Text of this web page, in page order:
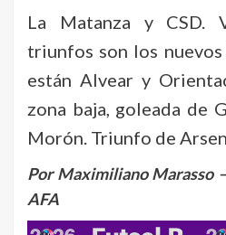
La Matanza y CSD.
triunfos son los
están Alvear y
zona baja, goleada de
Morón. Triunfo de
Por Maximiliano Marasso
AFA